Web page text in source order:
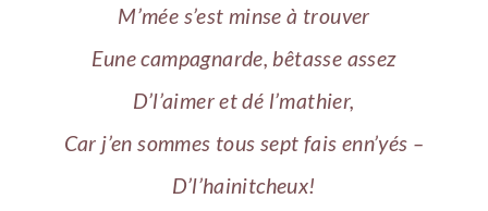
M’mée s’est minse à trouver
Eune campagnarde, bêtasse assez
D’l’aimer et dé l’mathier,
Car j’en sommes tous sept fais enn’yés –
D’l’hainitcheux!